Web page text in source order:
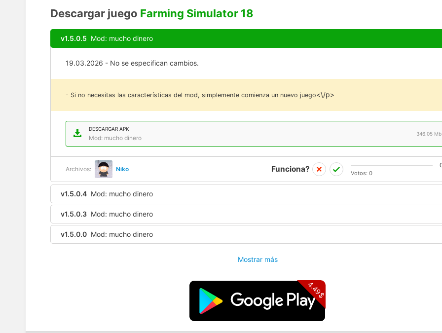
Descargar juego Farming Simulator 18
v1.5.0.5 Mod: mucho dinero
19.03.2026 - No se especifican cambios.
- Si no necesitas las características del mod, simplemente comienza un nuevo juego<\/p>
DESCARGAR APK
Mod: mucho dinero
346.05 Mb
Archivos: Niko Funciona? Votos: 0
v1.5.0.4 Mod: mucho dinero
v1.5.0.3 Mod: mucho dinero
v1.5.0.0 Mod: mucho dinero
Mostrar más
4.49$